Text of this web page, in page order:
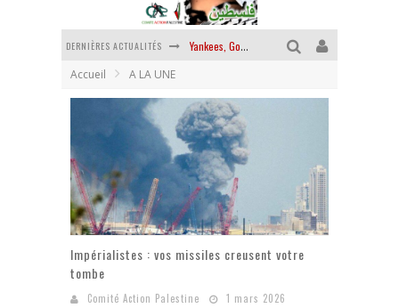
DERNIÈRES ACTUALITÉS Yankees, Go home !
Des accords de paix sans le peuple et contre le peuple
La banalité du mal colonial
Accueil A LA UNE
Impérialistes : vos missiles creusent votre
tombe
Comité Action Palestine
1 mars 2026